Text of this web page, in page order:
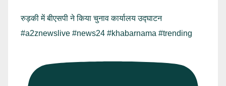
रुड़की में बीएसपी ने किया चुनाव कार्यालय उद्घाटन
#a2znewslive #news24 #khabarnama #trending